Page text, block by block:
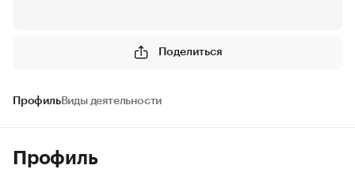
Поделиться
ПрофильВиды деятельности
Профиль